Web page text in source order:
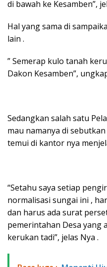
di bawah ke Kesamben”,
Hal yang sama di
lain .
” Semerap kulo tanah
Dakon Kesamben”,
Sedangkan salah satu
mau namanya di
temui di kantor nya
“Setahu saya setiap
normalisasi sungai ini ,
dan harus ada surat
pemerintahan Desa yang
kerukan tadi”, jelas Nya .